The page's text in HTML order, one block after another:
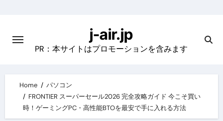
content
j-air.jp
PR：本サイトはプロモーションを含みます
Home
パソコン
FRONTIER スーパーセール2026 完全攻略ガイド 今こそ買い
時！ゲーミングPC・高性能BTOを最安で手に入れる方法